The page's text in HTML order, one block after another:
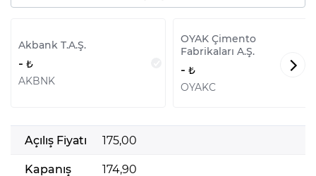
Akbank T.A.Ş.
-
AKBNK
OYAK Çimento
Fabrikaları A.Ş.
-
OYAKC
Açılış Fiyatı
175,00
Kapanış
174,90